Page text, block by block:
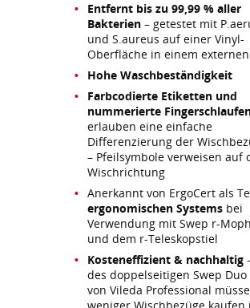
Entfernt bis zu 99,99 % aller
Bakterien – getestet mit
und S.aureus auf einer Vinyl-
Oberfläche in einem
Hohe Waschbeständigkeit
Farbcodierte Etiketten und
nummerierte
erlauben eine einfache
Differenzierung der
– Pfeilsymbole verweisen auf
Wischrichtung
Anerkannt von ErgoCert als
ergonomischen Systems bei
Verwendung mit Swep r-
und dem r-Teleskopstiel
Kosteneffizient & nachhaltig
des doppelseitigen Swep Duo
von Vileda Professional